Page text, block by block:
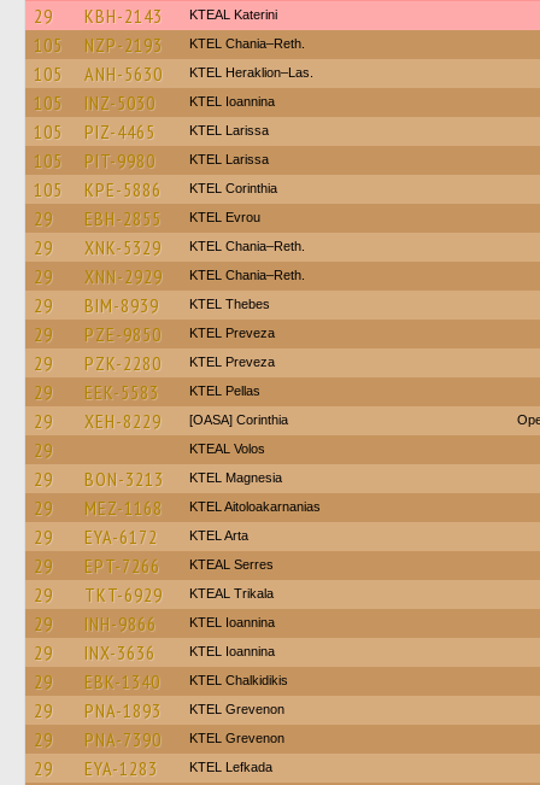
29 KBH-2143 KTEAL Katerini
105 NZP-2193 KTEL Chania–Reth.
105 ANH-5630 KTEL Heraklion–Las.
105 INZ-5030 KTEL Ioannina
105 PIZ-4465 KTEL Larissa
105 PIT-9980 KTEL Larissa
105 KPE-5886 KTEL Corinthia
29 EBH-2855 KTEL Evrou
29 XNK-5329 KTEL Chania–Reth.
29 XNN-2929 KTEL Chania–Reth.
29 BIM-8939 KTEL Thebes
29 PZE-9850 KTEL Preveza
29 PZK-2280 KTEL Preveza
29 EEK-5583 KTEL Pellas
29 XEH-8229 [OASA] Corinthia
29 KTEAL Volos
29 BON-3213 ΚΤΕL Magnesia
29 MEZ-1168 KTEL Aitoloakarnanias
29 EYA-6172 KTEL Arta
29 EPT-7266 KTEAL Serres
29 TKT-6929 KTEAL Trikala
29 INH-9866 KTEL Ioannina
29 INX-3636 KTEL Ioannina
29 EBK-1340 ΚΤΕL Chalkidikis
29 PNA-1893 ΚΤΕL Grevenon
29 PNA-7390 ΚΤΕL Grevenon
29 EYA-1283 KTEL Lefkada